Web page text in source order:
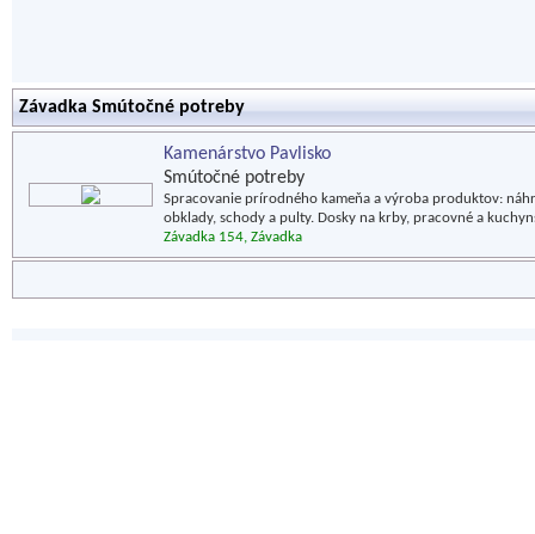
Závadka Smútočné potreby
Kamenárstvo Pavlisko
Smútočné potreby
Spracovanie prírodného kameňa a výroba produktov:
obklady, schody a pulty. Dosky na krby, pracovné a
Závadka 154, Závadka